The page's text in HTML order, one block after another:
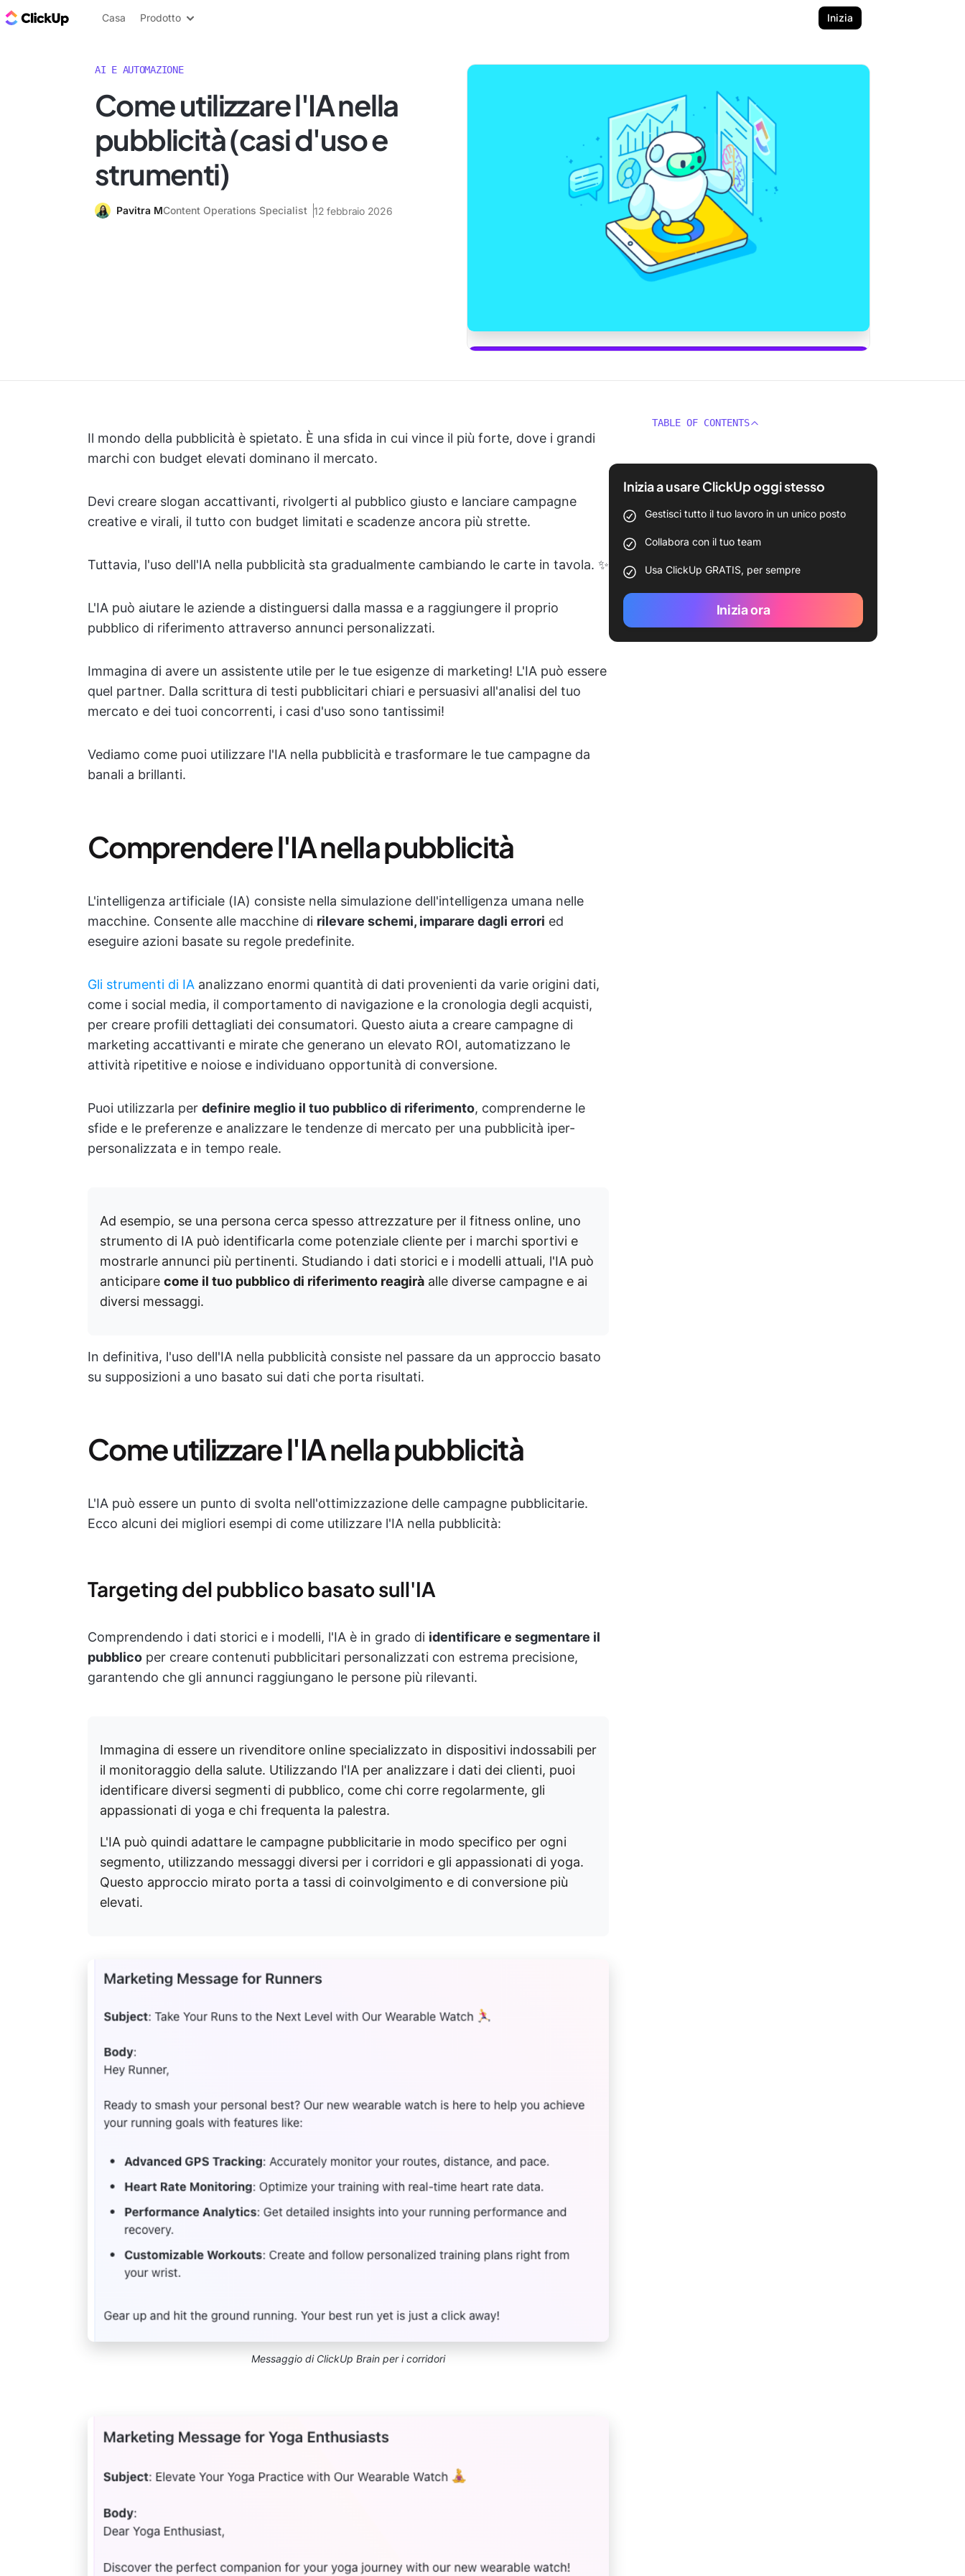
Blog di ClickUp
Casa Prodotto Inizia
AI E AUTOMAZIONE
Come utilizzare l'IA nella
pubblicità (casi d'uso e
strumenti)
Pavitra MContent Operations Specialist 12 febbraio 2026
Il mondo della pubblicità è spietato. È una sfida in cui vince il più forte, dove i grandi
marchi con budget elevati dominano il mercato.
Devi creare slogan accattivanti, rivolgerti al pubblico giusto e lanciare campagne
creative e virali, il tutto con budget limitati e scadenze ancora più strette.
Tuttavia, l'uso dell'IA nella pubblicità sta gradualmente cambiando le carte in tavola. ✨
L'IA può aiutare le aziende a distinguersi dalla massa e a raggiungere il proprio
pubblico di riferimento attraverso annunci personalizzati.
Immagina di avere un assistente utile per le tue esigenze di marketing! L'IA può essere
quel partner. Dalla scrittura di testi pubblicitari chiari e persuasivi all'analisi del tuo
mercato e dei tuoi concorrenti, i casi d'uso sono tantissimi!
Vediamo come puoi utilizzare l'IA nella pubblicità e trasformare le tue campagne da
banali a brillanti.
Comprendere l'IA nella pubblicità
L'intelligenza artificiale (IA) consiste nella simulazione dell'intelligenza umana nelle
macchine. Consente alle macchine di rilevare schemi, imparare dagli errori ed
eseguire azioni basate su regole predefinite.
Gli strumenti di IA analizzano enormi quantità di dati provenienti da varie origini dati,
come i social media, il comportamento di navigazione e la cronologia degli acquisti,
per creare profili dettagliati dei consumatori. Questo aiuta a creare campagne di
marketing accattivanti e mirate che generano un elevato ROI, automatizzano le
attività ripetitive e noiose e individuano opportunità di conversione.
Puoi utilizzarla per definire meglio il tuo pubblico di riferimento, comprenderne le
sfide e le preferenze e analizzare le tendenze di mercato per una pubblicità iper-
personalizzata e in tempo reale.
Ad esempio, se una persona cerca spesso attrezzature per il fitness online, uno
strumento di IA può identificarla come potenziale cliente per i marchi sportivi e
mostrarle annunci più pertinenti. Studiando i dati storici e i modelli attuali, l'IA può
anticipare come il tuo pubblico di riferimento reagirà alle diverse campagne e ai
diversi messaggi.
In definitiva, l'uso dell'IA nella pubblicità consiste nel passare da un approccio basato
su supposizioni a uno basato sui dati che porta risultati.
Come utilizzare l'IA nella pubblicità
L'IA può essere un punto di svolta nell'ottimizzazione delle campagne pubblicitarie.
Ecco alcuni dei migliori esempi di come utilizzare l'IA nella pubblicità:
Targeting del pubblico basato sull'IA
Comprendendo i dati storici e i modelli, l'IA è in grado di identificare e segmentare il
pubblico per creare contenuti pubblicitari personalizzati con estrema precisione,
garantendo che gli annunci raggiungano le persone più rilevanti.
Immagina di essere un rivenditore online specializzato in dispositivi indossabili per
il monitoraggio della salute. Utilizzando l'IA per analizzare i dati dei clienti, puoi
identificare diversi segmenti di pubblico, come chi corre regolarmente, gli
appassionati di yoga e chi frequenta la palestra.
L'IA può quindi adattare le campagne pubblicitarie in modo specifico per ogni
segmento, utilizzando messaggi diversi per i corridori e gli appassionati di yoga.
Questo approccio mirato porta a tassi di coinvolgimento e di conversione più
elevati.
Messaggio di ClickUp Brain per i corridori
TABLE OF CONTENTS
Inizia a usare ClickUp oggi stesso
Gestisci tutto il tuo lavoro in un unico posto
Collabora con il tuo team
Usa ClickUp GRATIS, per sempre
Inizia ora